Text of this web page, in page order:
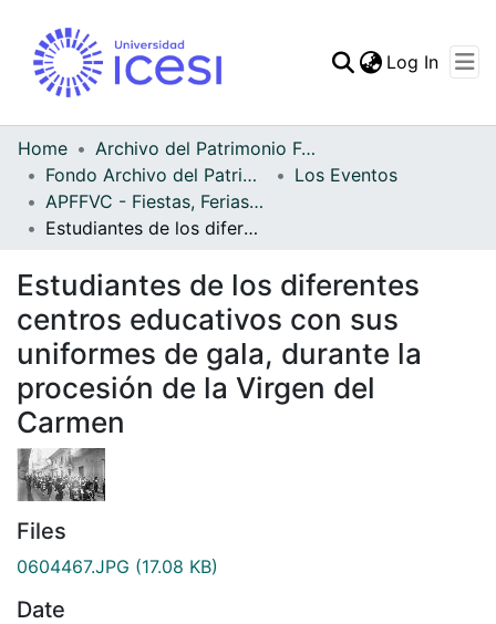
Statistics
Log In
Home
Archivo del Patrimonio Fotográfico y Fílmico del Valle del Cauca
Fondo Archivo del Patrimonio Fotográfico y Fílmico del Valle del Cauca
Los Eventos
APFFVC - Fiestas, Ferias y Carnavales - Patrimonial
Estudiantes de los diferentes centros educativos con sus uniformes de gala, durante la procesión de la Virgen del Carmen
Estudiantes de los diferentes
centros educativos con sus
uniformes de gala, durante la
procesión de la Virgen del
Carmen
Files
0604467.JPG (17.08 KB)
Date